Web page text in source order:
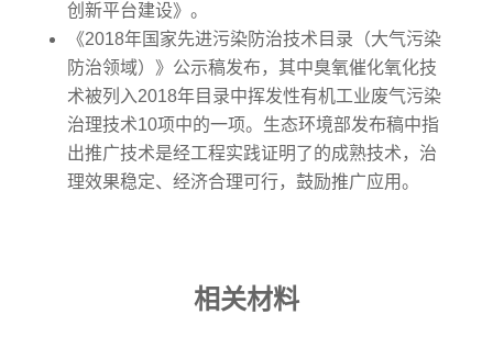
创新平台建设》。
《2018年国家先进污染防治技术目录（大气污染
防治领域）》​公示稿发布，其中臭氧催化氧化技
术被列入2018年目录中挥发性有机工业废气污染
治理技术10项中的一项。生态环境部发布稿中指
出推广技术是经工程实践证明了的成熟技术，治
理效果稳定、经济合理可行，鼓励推广应用。
相关材料